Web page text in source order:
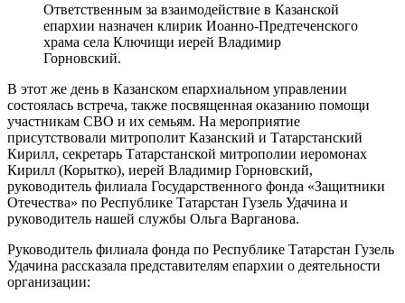
Ответственным за взаимодействие в Казанской
епархии назначен клирик Иоанно-Предтеченского
храма села Ключищи иерей Владимир
Горновский.
В этот же день в Казанском епархиальном управлении
состоялась встреча, также посвященная оказанию помощи
участникам СВО и их семьям. На мероприятие
присутствовали митрополит Казанский и Татарстанский
Кирилл, секретарь Татарстанской митрополии иеромонах
Кирилл (Корытко), иерей Владимир Горновский,
руководитель филиала Государственного фонда «Защитники
Отечества» по Республике Татарстан Гузель Удачина и
руководитель нашей службы Ольга Варганова.
Руководитель филиала фонда по Республике Татарстан Гузель
Удачина рассказала представителям епархии о деятельности
организации: